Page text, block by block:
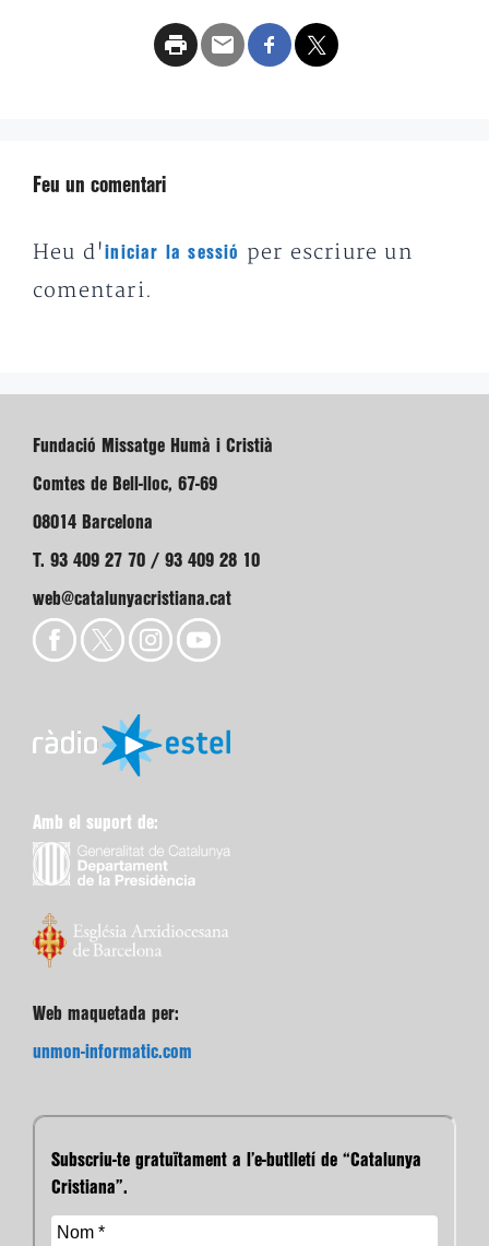
Feu un comentari
Heu d'iniciar la sessió
per escriure un
comentari.
Fundació Missatge Humà i Cristià
Comtes de Bell-lloc, 67-69
08014 Barcelona
T. 93 409 27 70 / 93 409 28 10
web@catalunyacristiana.cat
Amb el suport de:
Web maquetada per:
unmon-informatic.com
Subscriu-te gratuïtament a l’e-butlletí de “Catalunya
Cristiana”.